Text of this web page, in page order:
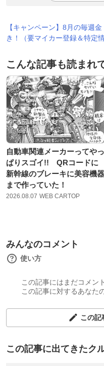
【キャンペーン】8月の毎週
き！（要マイカー登録＆特定
こんな記事も読まれ
自動車関連メーカーってやっ
ぱりスゴイ!! QRコードに
新幹線のブレーキに美容機器
まで作っていた！
2026.08.07 WEB CARTOP
みんなのコメント
使い方
この記事にはまだコメン
この記事に対するあなた
この記
この記事に出てきたク